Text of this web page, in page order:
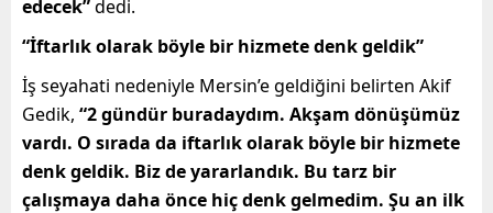
edecek”dedi.
“İftarlık olarak böyle bir hizmete denk geldik”
İş seyahati nedeniyle Mersin’e geldiğini belirten Akif
Gedik, “2 gündür buradaydım. Akşam dönüşümüz
vardı. O sırada da iftarlık olarak böyle bir hizmete
denk geldik. Biz de yararlandık. Bu tarz bir
çalışmaya daha önce hiç denk gelmedim. Şu an ilk